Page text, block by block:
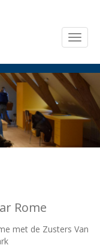
Rome
met de Zusters Van